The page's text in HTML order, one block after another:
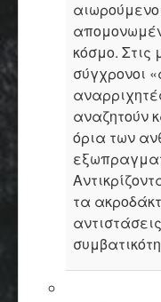
κόσμο. Στις
σύγχρονοι
αναζητούν
όρια των
τα